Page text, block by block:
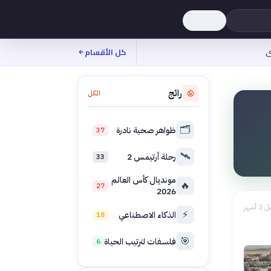
كل الأقسام
أشهر
رائج الكل
🗂️ ظواهر صحية نادرة 37
🛰️ رحلة أرتيمس 2 33
🔥 مونديال كأس العالم
2026
27
⚡ الذكاء الاصطناعي 18
🎯 فلسفات لترتيب الحياة 6